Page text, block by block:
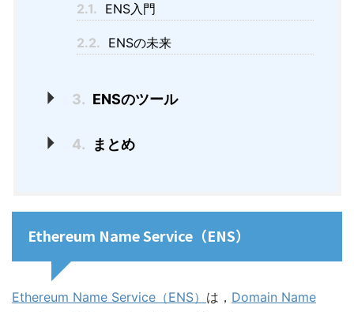
2.1. ENS入門
2.2. ENSの未来
3. ENSのツール
4. まとめ
Ethereum Name Service（ENS）
Ethereum Name Service（ENS） は， Domain Name